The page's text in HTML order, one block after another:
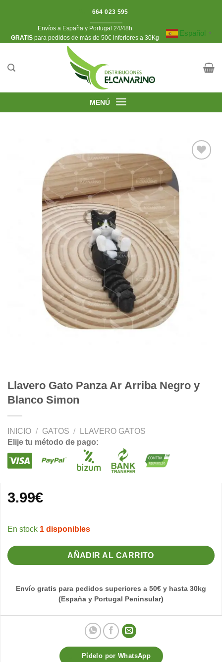
664 023 595
Envíos a España y Portugal 24/48h
​GRATIS para pedidos de más de 50€ inferiores a 30Kg
Español ▼
MENÚ
Llavero Gato Panza Ar Arriba Negro y
Blanco Simon
INICIO / GATOS /
LLAVERO GATOS
Elije tu método de pago:
3.99€
1 disponibles
AÑADIR AL CARRITO
Envío gratis para pedidos superiores a 50€ y hasta 30kg
(España y Portugal Peninsular)
Pídelo por WhatsApp